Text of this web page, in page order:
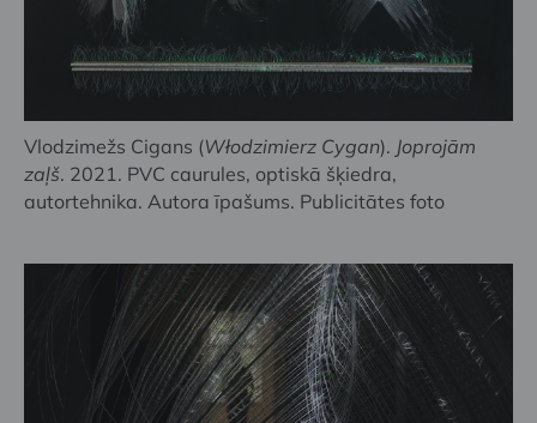
Vlodzimežs Cigans (Włodzimierz Cygan). Joprojām
zaļš. 2021. PVC caurules, optiskā šķiedra,
autortehnika. Autora īpašums. Publicitātes foto